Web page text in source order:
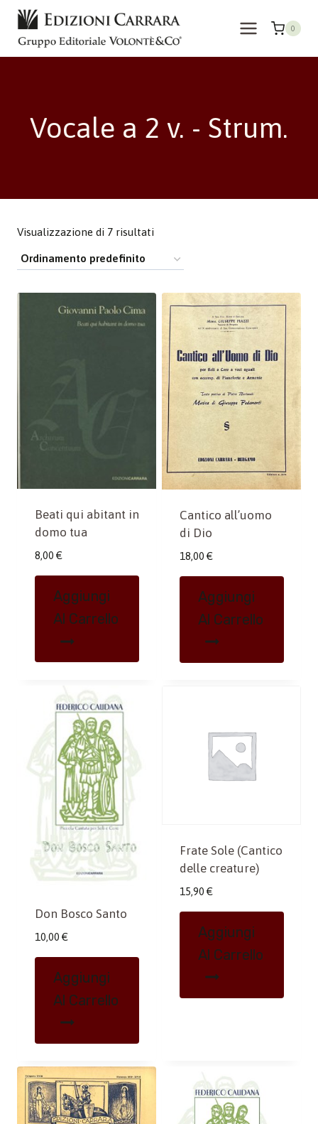
Salta
contenuto
0
Vocale a 2 v. - Strum.
Visualizzazione di 7 risultati
Beati qui abitant in
domo tua
8,00 €
Aggiungi
Al Carrello
Cantico all’uomo
di Dio
18,00 €
Aggiungi
Al Carrello
Don Bosco Santo
10,00 €
Aggiungi
Al Carrello
Frate Sole (Cantico
delle creature)
15,90 €
Aggiungi
Al Carrello